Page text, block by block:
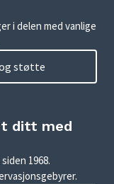
i delen med vanlige
støtte
ditt med
1968.